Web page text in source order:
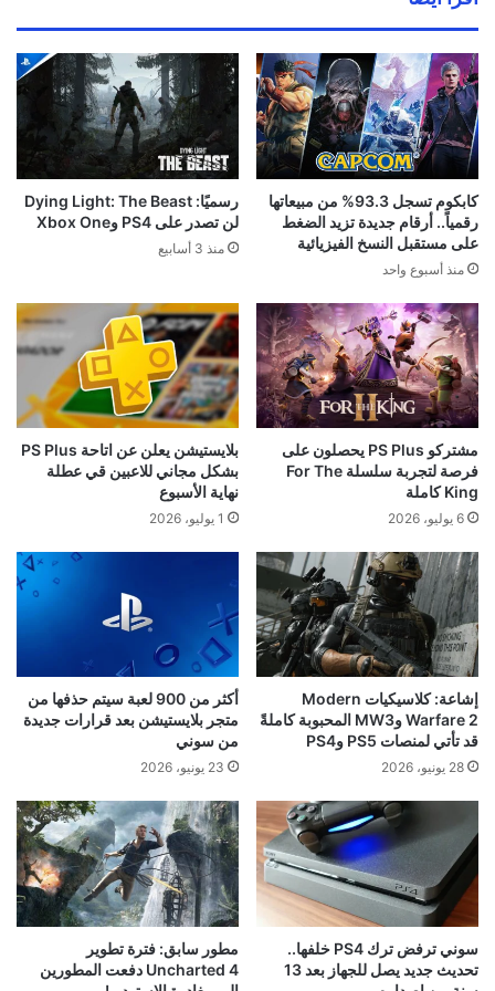
كابكوم تسجل 93.3% من مبيعاتها
رقمياً.. أرقام جديدة تزيد الضغط
على مستقبل النسخ الفيزيائية
منذ أسبوع واحد
رسميًا: Dying Light: The Beast
لن تصدر على PS4 وXbox One
منذ 3 أسابيع
مشتركو PS Plus يحصلون على
فرصة لتجربة سلسلة For The
King كاملة
6 يوليو، 2026
بلايستيشن يعلن عن اتاحة PS Plus
بشكل مجاني للاعبين قي عطلة
نهاية الأسبوع
1 يوليو، 2026
إشاعة: كلاسيكيات Modern
Warfare 2 وMW3 المحبوبة كاملةً
قد تأتي لمنصات PS5 وPS4
28 يونيو، 2026
أكثر من 900 لعبة سيتم حذفها من
متجر بلايستيشن بعد قرارات جديدة
من سوني
23 يونيو، 2026
سوني ترفض ترك PS4 خلفها..
تحديث جديد يصل للجهاز بعد 13
مطور سابق: فترة تطوير
Uncharted 4 دفعت المطورين